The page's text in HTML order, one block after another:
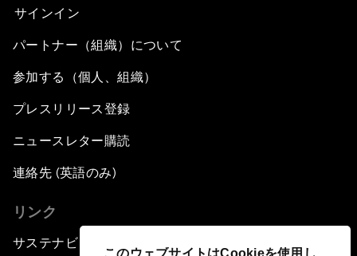
このウェブサイトはCookieを使用し
サインイン
パートナー（組織）について
参加する（個人、組織）
プレスリリース登録
ニュースレター購読
連絡先 (英語のみ)
リンク
サステナビリティへの取り組み